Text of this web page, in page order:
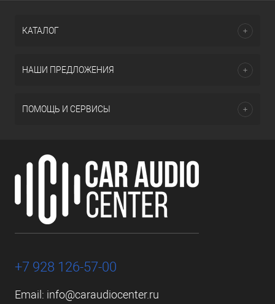
КАТАЛОГ
НАШИ ПРЕДЛОЖЕНИЯ
ПОМОЩЬ И СЕРВИСЫ
+7 928 126-57-00
Email: info@caraudiocenter.ru